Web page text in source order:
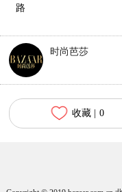
路
时尚芭莎
收藏 | 0